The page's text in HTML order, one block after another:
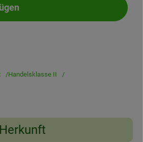
zum Warenkorb hinzufügen
Handelsklasse II
Herkunft